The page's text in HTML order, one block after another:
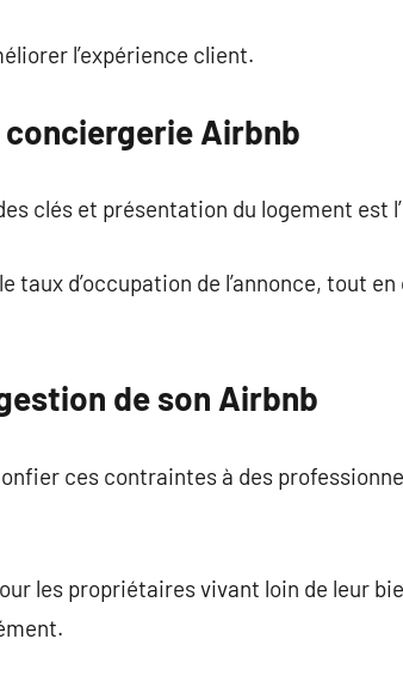
l’expérience client.
Airbnb
clés et présentation du logement est
d’occupation de l’annonce, tout
de son Airbnb
ces contraintes à des
les propriétaires vivant loin de leur